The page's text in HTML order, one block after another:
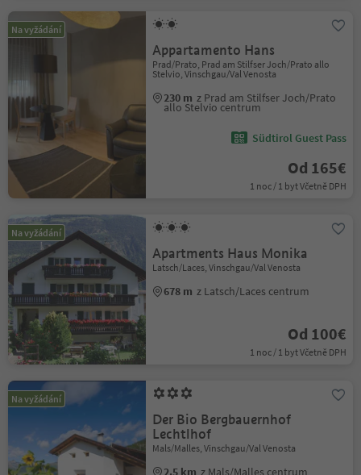
Na vyžádání
Appartamento Hans
Prad/Prato, Prad am Stilfser Joch/Prato allo
Stelvio, Vinschgau/Val Venosta
230 m z Prad am Stilfser Joch/Prato
allo Stelvio centrum
Südtirol Guest Pass
Od 165€
1 noc / 1 byt Včetně DPH
Na vyžádání
Apartments Haus Monika
Latsch/Laces, Vinschgau/Val Venosta
678 m z Latsch/Laces centrum
Od 100€
1 noc / 1 byt Včetně DPH
Na vyžádání
Der Bio Bergbauernhof
Lechtlhof
Mals/Malles, Vinschgau/Val Venosta
2.5 km z Mals/Malles centrum